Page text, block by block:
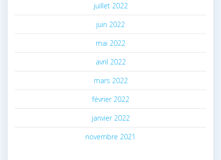
juillet 2022
juin 2022
mai 2022
avril 2022
mars 2022
février 2022
janvier 2022
novembre 2021